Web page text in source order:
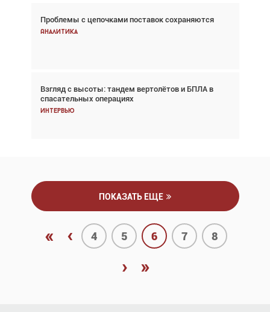
Проблемы с цепочками поставок сохраняются
Аналитика
Взгляд с высоты: тандем вертолётов и БПЛА в
спасательных операциях
Интервью
Впервые с 2024 года глобальный трафик
снижается три недели подряд
Частный самолёт – это актив. Подходите к
покупке соответствующим образом
Интервью
ПОКАЗАТЬ ЕЩЕ
« ‹ 4 5 6 7 8
› »